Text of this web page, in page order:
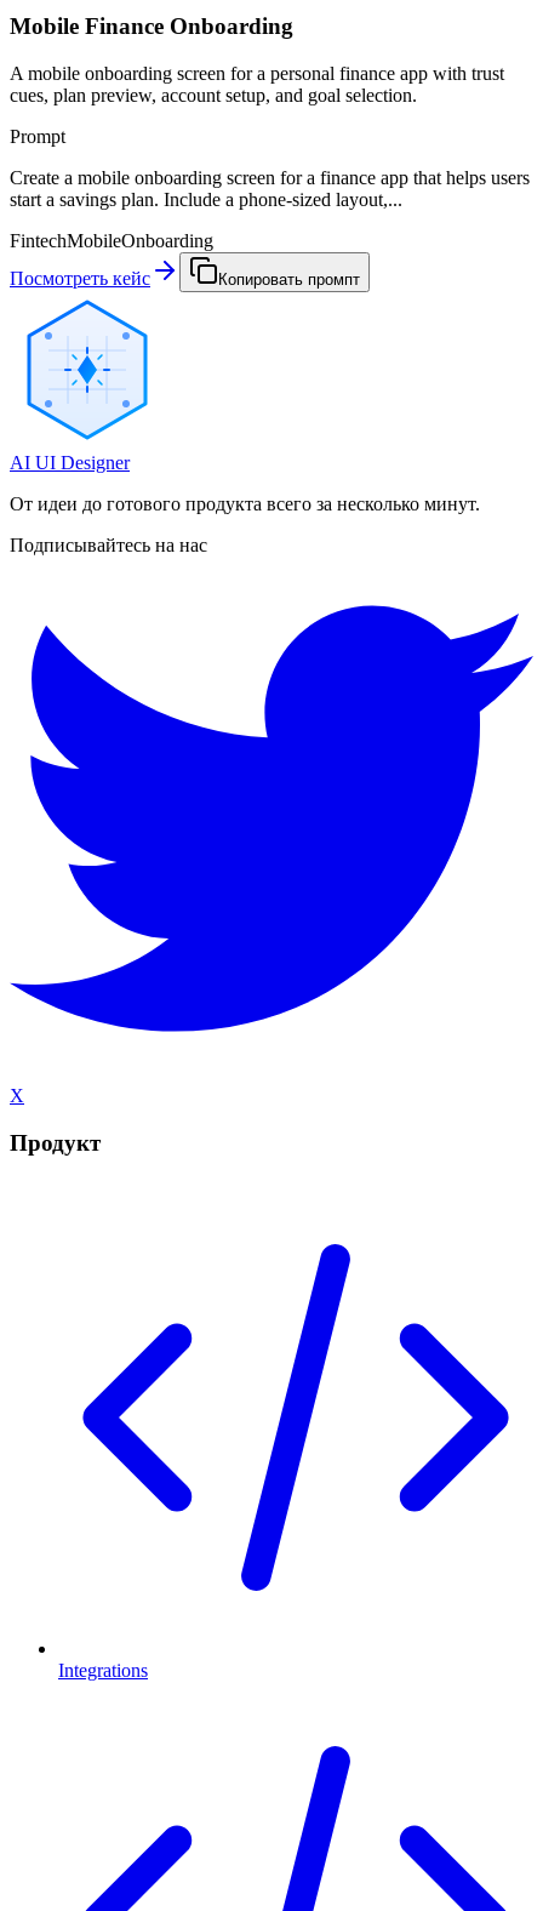
Mobile Finance Onboarding
A mobile onboarding screen for a personal finance app with trust
cues, plan preview, account setup, and goal selection.
Prompt
Create a mobile onboarding screen for a finance app that helps users
start a savings plan. Include a phone-sized layout,...
FintechMobileOnboarding
Посмотреть кейс
Копировать промпт
AI UI Designer
От идеи до готового продукта всего за несколько минут.
Подписывайтесь на нас
X
Продукт
Integrations